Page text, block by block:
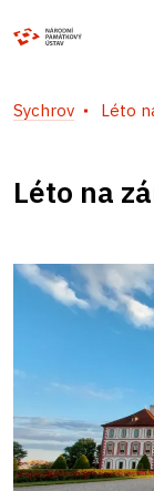
Sychrov Léto
Léto na